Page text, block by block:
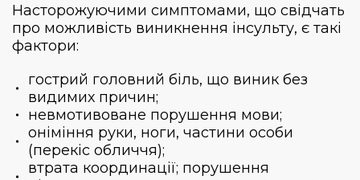
Насторожуючими симптомами, що свідчать
про можливість виникнення інсульту, є такі
фактори:
гострий головний біль, що виник без
видимих причин;
невмотивоване порушення мови;
оніміння руки, ноги, частини особи
(перекіс обличчя);
втрата координації; порушення